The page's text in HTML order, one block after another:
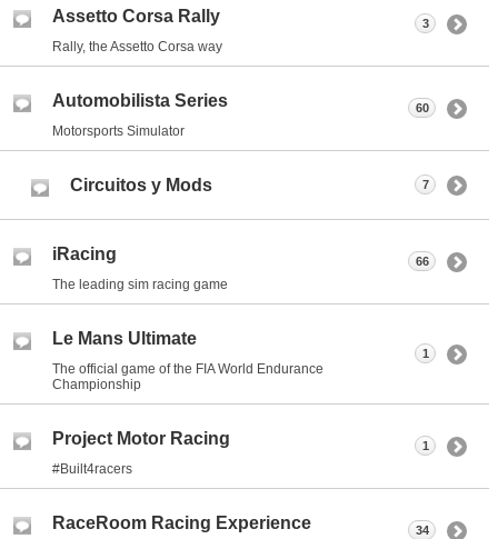
Assetto Corsa Rally
Rally, the Assetto Corsa way
3
Automobilista Series
Motorsports Simulator
60
Circuitos y Mods 7
iRacing
The leading sim racing game
66
Le Mans Ultimate
The official game of the FIA World Endurance
Championship
1
Project Motor Racing
#Built4racers
1
RaceRoom Racing Experience 34